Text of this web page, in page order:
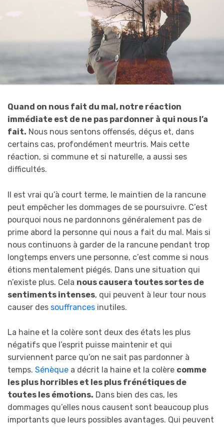
Quand on nous fait du mal, notre réaction
immédiate est de ne pas pardonner à qui nous l’a
fait. Nous nous sentons offensés, déçus et, dans
certains cas, profondément meurtris. Mais cette
réaction, si commune et si naturelle, a aussi ses
difficultés.
Il est vrai qu’à court terme, le maintien de la rancune
peut empêcher les dommages de se poursuivre. C’est
pourquoi nous ne pardonnons généralement pas de
prime abord la personne qui nous a fait du mal. Mais si
nous continuons à garder de la rancune pendant trop
longtemps envers une personne, c’est comme si nous
étions mentalement piégés. Dans une situation qui
n’existe plus. Cela nous causera toutes sortes de
sentiments intenses, qui peuvent à leur tour nous
causer des souffrances inutiles.
La haine et la colère sont deux des états les plus
négatifs que l’esprit puisse maintenir et qui
surviennent parce qu’on ne sait pas pardonner à
temps. Sénèque a décrit la haine et la colère comme
les plus horribles et les plus frénétiques de
toutes les émotions. Dans bien des cas, les
dommages qu’elles nous causent sont beaucoup plus
importants que leurs possibles avantages. Qui peuvent